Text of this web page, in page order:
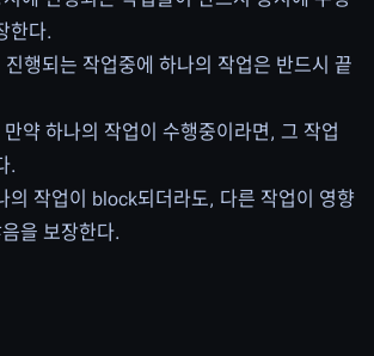
한다.
행되는 작업중에 하나의 작업은 반드시 끝
약 하나의 작업이 수행중이라면, 그 작업
.
작업이 block되더라도, 다른 작업이 영향
을 보장한다.